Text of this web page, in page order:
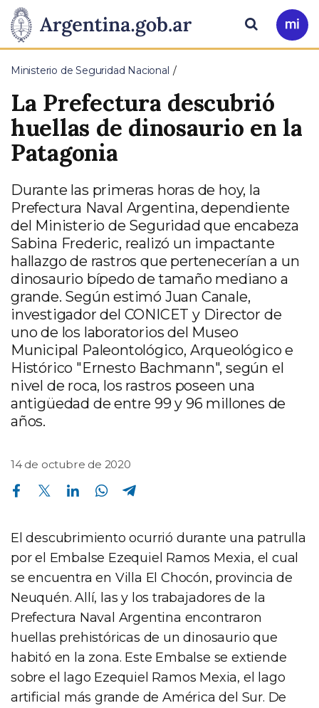
Presidencia
de
la
Nación
Pasar al contenido principal
Ir
a
Buscar
Ministerio de Seguridad Nacional
La Prefectura descubrió
huellas de dinosaurio en la
Patagonia
Durante las primeras horas de hoy, la
Prefectura Naval Argentina, dependiente
del Ministerio de Seguridad que encabeza
Sabina Frederic, realizó un impactante
hallazgo de rastros que pertenecerían a un
dinosaurio bípedo de tamaño mediano a
grande. Según estimó Juan Canale,
investigador del CONICET y Director de
uno de los laboratorios del Museo
Municipal Paleontológico, Arqueológico e
Histórico "Ernesto Bachmann", según el
nivel de roca, los rastros poseen una
antigüedad de entre 99 y 96 millones de
años.
14 de octubre de 2020
Compartir en Facebook Compartir en Twitter Compartir en Linkedin Compartir en Whatsapp
El descubrimiento ocurrió durante una patrulla
por el Embalse Ezequiel Ramos Mexia, el cual
se encuentra en Villa El Chocón, provincia de
Neuquén. Allí, las y los trabajadores de la
Prefectura Naval Argentina encontraron
huellas prehistóricas de un dinosaurio que
habitó en la zona. Este Embalse se extiende
sobre el lago Ezequiel Ramos Mexia, el lago
artificial más grande de América del Sur. De